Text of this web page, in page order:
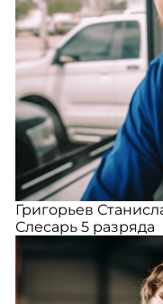
Григорьев
Слесарь 5 разряда